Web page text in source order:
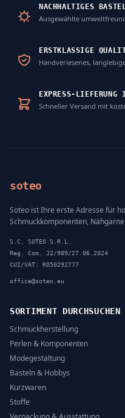
NACHHALTIGES
Ausgewählte
ERSTKLASSIGE
Handverlesenes,
EXPRESS-
Schneller Versand mit
soteo
Soteo ist Ihre erste Adresse für
Schmuckkomponenten,
S.C. SOTEO S.R.L.
Reg. Com. J2/989/27.06.2024
CUI/VAT: RO50292777
office@soteo.eu
SORTIMENT DURCHSUCHEN
Schmuckherstellung
Perlen & Komponenten
Modegestaltung
Basteln & Hobbys
Kurzwaren
Stoffe